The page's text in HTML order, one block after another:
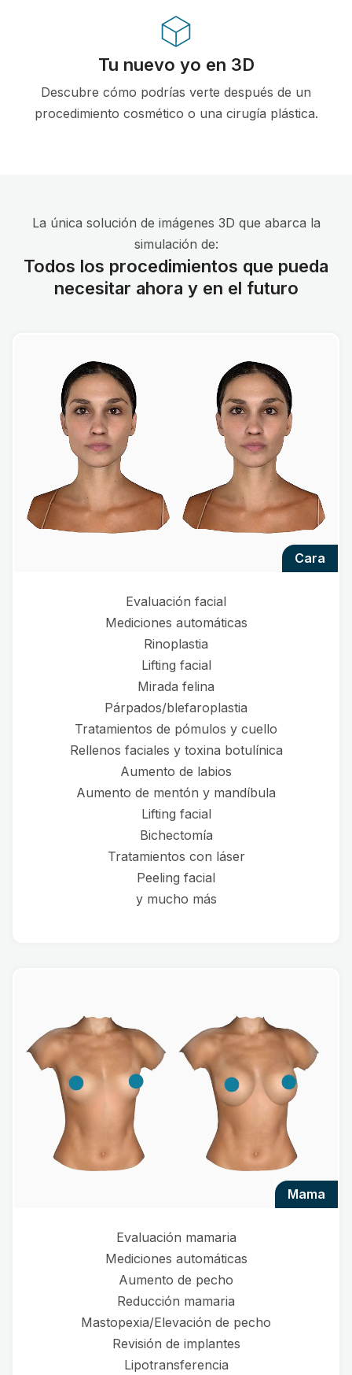
Tu nuevo yo en 3D
Descubre cómo podrías verte después de un
procedimiento cosmético o una cirugía plástica.
La única solución de imágenes 3D que abarca la
simulación de:
Todos los procedimientos que pueda
necesitar ahora y en el futuro
cara
Evaluación facial
Mediciones automáticas
Rinoplastia
Lifting facial
Mirada felina
Párpados/blefaroplastia
Tratamientos de pómulos y cuello
Rellenos faciales y toxina botulínica
Aumento de labios
Aumento de mentón y mandíbula
Lifting facial
Bichectomía
Tratamientos con láser
Peeling facial
y mucho más
mama
Evaluación mamaria
Mediciones automáticas
Aumento de pecho
Reducción mamaria
Mastopexia/Elevación de pecho
Revisión de implantes
Lipotransferencia